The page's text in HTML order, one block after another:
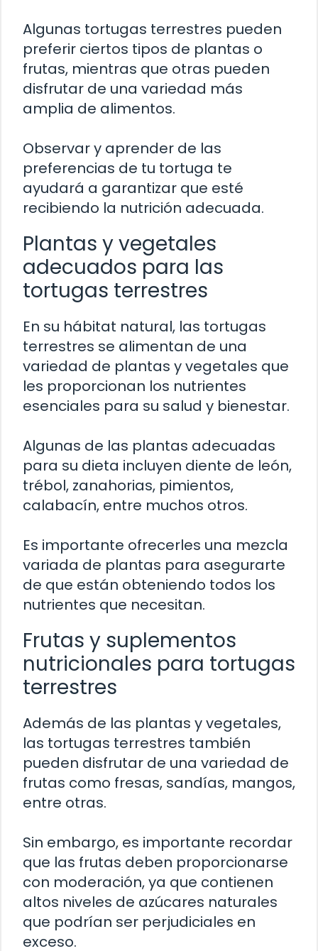
Algunas tortugas terrestres pueden
preferir ciertos tipos de plantas o
frutas, mientras que otras pueden
disfrutar de una variedad más
amplia de alimentos.
Observar y aprender de las
preferencias de tu tortuga te
ayudará a garantizar que esté
recibiendo la nutrición adecuada.
Plantas y vegetales
adecuados para las
tortugas terrestres
En su hábitat natural, las tortugas
terrestres se alimentan de una
variedad de plantas y vegetales que
les proporcionan los nutrientes
esenciales para su salud y bienestar.
Algunas de las plantas adecuadas
para su dieta incluyen diente de león,
trébol, zanahorias, pimientos,
calabacín, entre muchos otros.
Es importante ofrecerles una mezcla
variada de plantas para asegurarte
de que están obteniendo todos los
nutrientes que necesitan.
Frutas y suplementos
nutricionales para tortugas
terrestres
Además de las plantas y vegetales,
las tortugas terrestres también
pueden disfrutar de una variedad de
frutas como fresas, sandías, mangos,
entre otras.
Sin embargo, es importante recordar
que las frutas deben proporcionarse
con moderación, ya que contienen
altos niveles de azúcares naturales
que podrían ser perjudiciales en
exceso.